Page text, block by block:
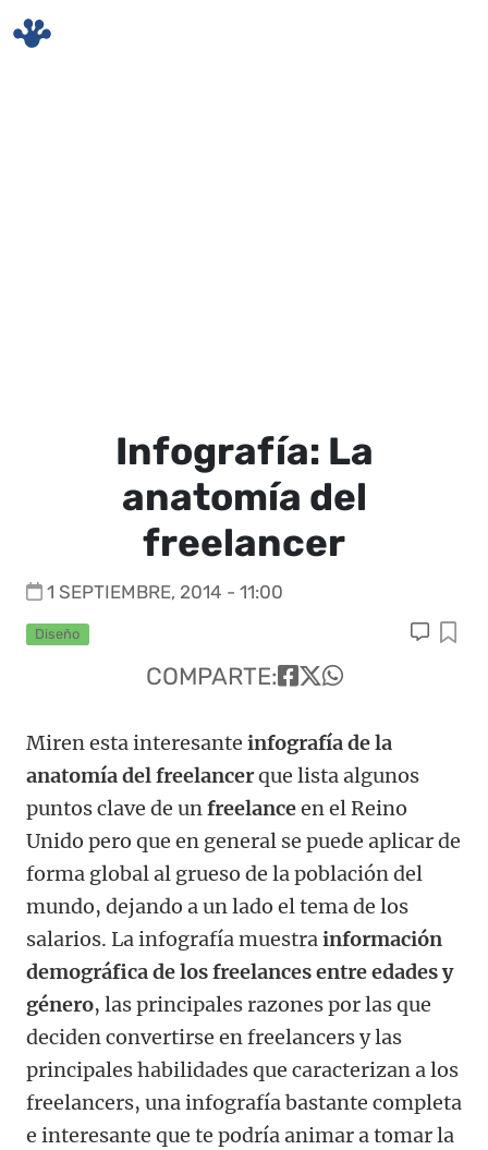
Infografía: La
anatomía del
freelancer
1 SEPTIEMBRE, 2014 - 11:00
Diseño
COMPARTE:
Miren esta interesante infografía de la
anatomía del freelancerque lista algunos
puntos clave de unfreelanceen el Reino
Unido pero que en general se puede aplicar de
forma global al grueso de la población del
mundo, dejando a un lado el tema de los
salarios. La infografía muestrainformación
demográfica de los freelances entre edades y
género, las principales razones por las que
deciden convertirse en freelancers y las
principales habilidades que caracterizan a los
freelancers, una infografía bastante completa
e interesante que te podría animar a tomar la